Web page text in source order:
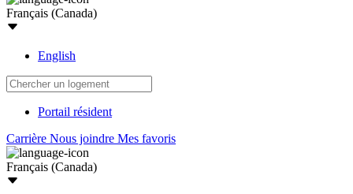
Français (Canada)
English
Portail résident
Carrière Nous joindre Mes favoris
Français (Canada)